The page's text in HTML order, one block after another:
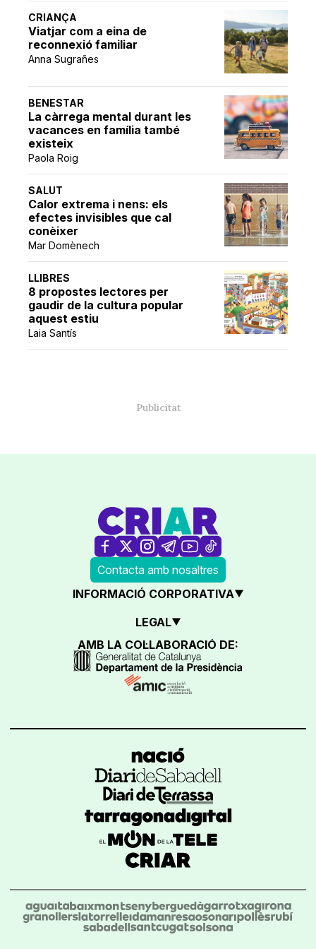
CRIANÇA
Viatjar com a eina de
reconnexió familiar
Anna Sugrañes
BENESTAR
La càrrega mental durant les
vacances en família també
existeix
Paola Roig
SALUT
Calor extrema i nens: els
efectes invisibles que cal
conèixer
Mar Domènech
LLIBRES
8 propostes lectores per
gaudir de la cultura popular
aquest estiu
Laia Santís
Contacta amb nosaltres
INFORMACIÓ CORPORATIVA
LEGAL
AMB LA COL·LABORACIÓ DE: